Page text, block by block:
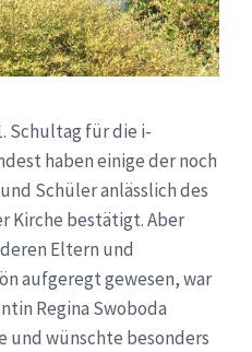
Schultag für die i-
haben einige der noch
Schüler anlässlich des
Kirche bestätigt. Aber
Eltern und
aufgeregt gewesen, war
Regina Swoboda
und wünschte besonders